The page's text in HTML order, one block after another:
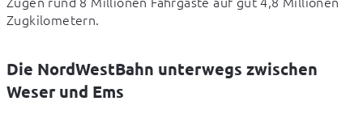
Zugkilometern.
Die NordWestBahn unterwegs zwischen
Weser und Ems